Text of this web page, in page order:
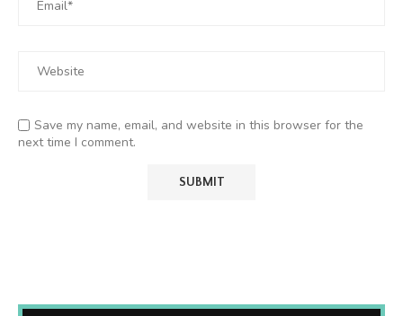
Save my name, email, and website in this browser for the
next time I comment.